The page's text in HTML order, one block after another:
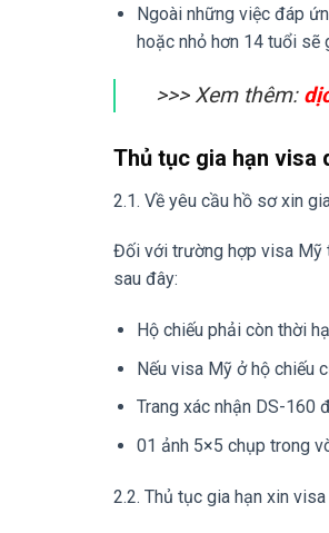
Ngoài những việc đáp
hoặc nhỏ hơn 14 tuổi sẽ
>>> Xem thêm:
Thủ tục gia hạn visa
2.1. Về yêu cầu hồ sơ xin
Đối với trường hợp visa Mỹ
sau đây:
Hộ chiếu phải còn thời
Nếu visa Mỹ ở hộ chiếu
Trang xác nhận DS-160
01 ảnh 5×5 chụp trong
2.2. Thủ tục gia hạn xin